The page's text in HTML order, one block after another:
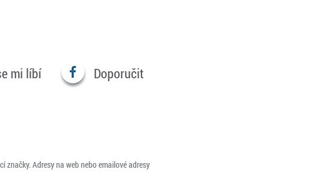
mi líbí Doporučit
značky. Adresy na web nebo emailové adresy